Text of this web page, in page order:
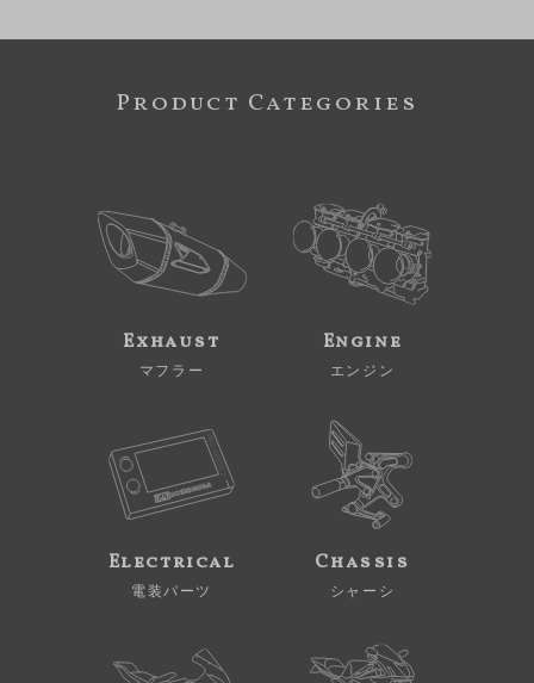
Product Categories
Exhaust
マフラー
Engine
エンジン
Electrical
電装パーツ
Chassis
シャーシ